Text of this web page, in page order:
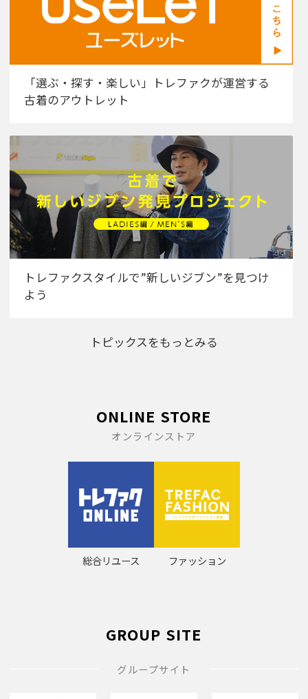
「選ぶ・探す・楽しい」トレファクが運営する
古着のアウトレット
トレファクスタイルで”新しいジブン”を見つけ
よう
トピックスをもっとみる
ONLINE STORE
オンラインストア
総合リユース ファッション
GROUP SITE
グループサイト